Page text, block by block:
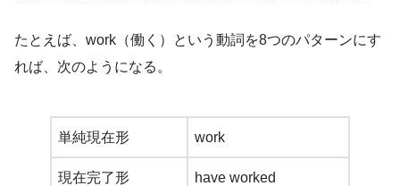
たとえば、work（働く）という動詞を8つのパターンにす
れば、次のようになる。
単純現在形 work
現在完了形 have worked